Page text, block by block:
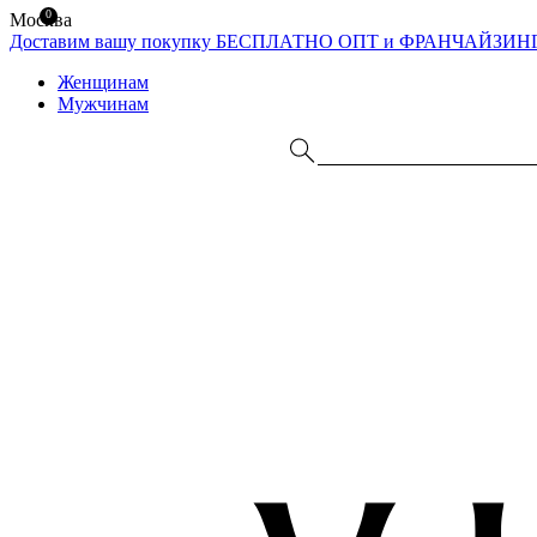
Москва
Доставим вашу покупку БЕСПЛАТНО ОПТ и
Женщинам
Мужчинам
0